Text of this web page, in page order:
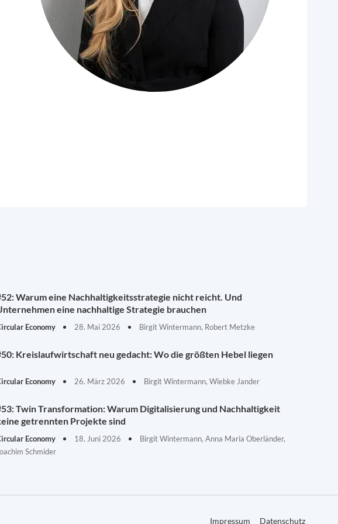
Warum eine Nachhaltigkeitsstrategie nicht reicht. Und
eine nachhaltige Strategie brauchen
Economy 28. Mai 2026 Birgit Wintermann, Robert Metzke
Kreislaufwirtschaft neu gedacht: Wo die größten Hebel liegen
Economy 26. März 2026 Birgit Wintermann, Wiebke Jander
Twin Transformation: Warum Digitalisierung und Nachhaltigkeit
getrennten Projekte sind
Economy 18. Juni 2026
Birgit Wintermann, Anna Maria Oberländer,
Schmider
Impressum Datenschutz